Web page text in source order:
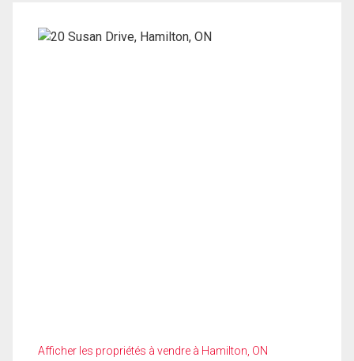
Afficher les propriétés à vendre à Hamilton, ON